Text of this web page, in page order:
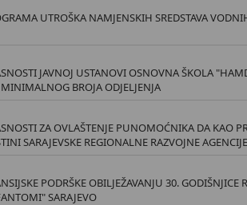
UTROŠKA NAMJENSKIH SREDSTAVA
JAVNOJ USTANOVI OSNOVNA ŠKOLA
BROJA ODJELJENJA
ZA OVLAŠTENJE PUNOMOĆNIKA DA KAO
SARAJEVSKE REGIONALNE RAZVOJNE
PODRŠKE OBILJEŽAVANJU 30. GODIŠNJICE
SARAJEVO